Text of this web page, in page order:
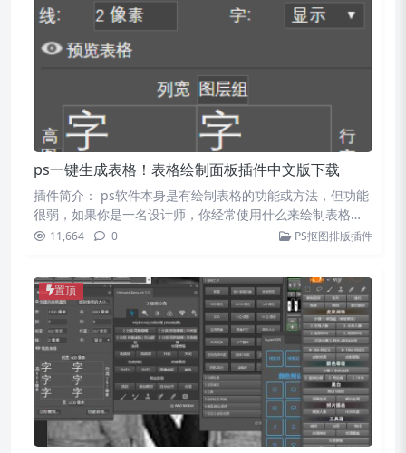
ps一键生成表格！表格绘制面板插件中文版下载
插件简介： ps软件本身是有绘制表格的功能或方法，但功能
很弱，如果你是一名设计师，你经常使用什么来绘制表格
呢？…11,664 0 PS抠图排版插件
置顶